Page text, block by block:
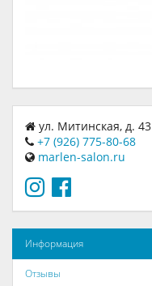
ул. Митинская, д. 43
+7 (926) 775-80-68
marlen-salon.ru
Информация
Отзывы